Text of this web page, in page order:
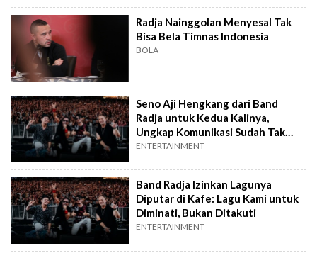
Radja Nainggolan Menyesal Tak
Bisa Bela Timnas Indonesia
BOLA
Seno Aji Hengkang dari Band
Radja untuk Kedua Kalinya,
Ungkap Komunikasi Sudah Tak
Sejalan
ENTERTAINMENT
Band Radja Izinkan Lagunya
Diputar di Kafe: Lagu Kami untuk
Diminati, Bukan Ditakuti
ENTERTAINMENT